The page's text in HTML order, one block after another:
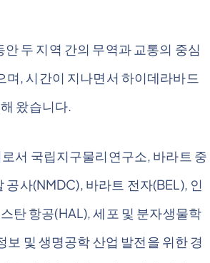
두 지역 간의 무역과 교통의 중심
, 시간이 지나면서 하이데라바드
왔습니다.
서 국립지구물리연구소, 바라트 중
사(NMDC), 바라트 전자(BEL), 인
탄 항공(HAL), 세포 및 분자생물학
및 생명공학 산업 발전을 위한 경